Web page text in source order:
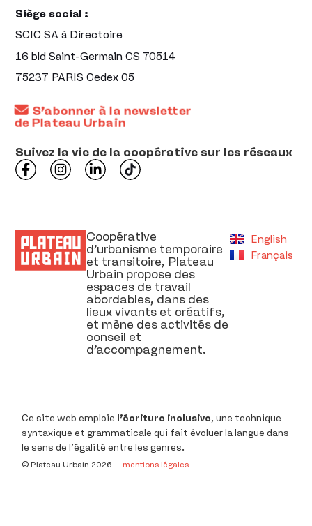
Coopérative
d’urbanisme temporaire
et transitoire, Plateau
Urbain propose des
espaces de travail
abordables, dans des
lieux vivants et créatifs,
et mène des activités de
conseil et
d’accompagnement.
English
Français
Siège social :
SCIC SA à Directoire
16 bld Saint-Germain CS 70514
75237 PARIS Cedex 05
S’abonner à la newsletter
de Plateau Urbain
Suivez la vie de la coopérative sur les réseaux
Ce site web emploie l’écriture inclusive, une technique
syntaxique et grammaticale qui fait évoluer la langue dans
le sens de l’égalité entre les genres.
©️ Plateau Urbain 2026 – mentions légales